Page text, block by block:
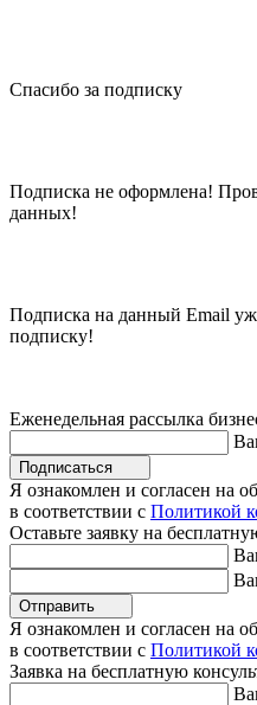
Спасибо за подписку
Подписка не оформлена!
данных!
Подписка на данный Email
подписку!
Еженедельная рассылка
Подписаться
Я ознакомлен и согласен на
в соответствии с Политикой
Оставьте заявку на
Отправить
Я ознакомлен и согласен на
в соответствии с Политикой
Заявка на бесплатную